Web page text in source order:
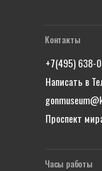
Часы работы
Контакты
Проспект
Написать в
+7(495) 638-